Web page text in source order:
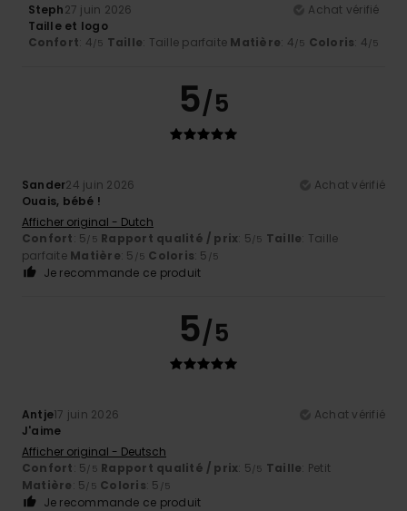
Steph27 juin 2026
Achat vérifié
Taille et logo
Confort: 4 /5 Taille: Taille parfaite Matière: 4 /5 Coloris: 4 /5
5/5
Sander24 juin 2026
Achat vérifié
Ouais, bébé !
Afficher original - Dutch
Confort: 5 /5 Rapport qualité / prix: 5 /5 Taille: Taille
parfaite Matière: 5 /5 Coloris: 5 /5
Je recommande ce produit
5/5
Antje17 juin 2026
Achat vérifié
J'aime
Afficher original - Deutsch
Confort: 5 /5 Rapport qualité / prix: 5 /5 Taille: Petit
Matière: 5 /5 Coloris: 5 /5
Je recommande ce produit